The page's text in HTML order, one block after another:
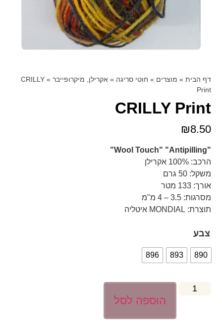
דף הבית » מוצרים » חוטי סריגה » אקרילן, מיקרופייבר »
CRILLY
Print
CRILLY Print
₪8.50
"Wool Touch" "Antipilling"
הרכב: 100% אקרילן
משקל: 50 גרם
אורך: 133 מטר
מסרגות: 3.5 – 4 מ"מ
תוצרת: MONDIAL איטליה
צבע
890
893
896
הוספה לסל